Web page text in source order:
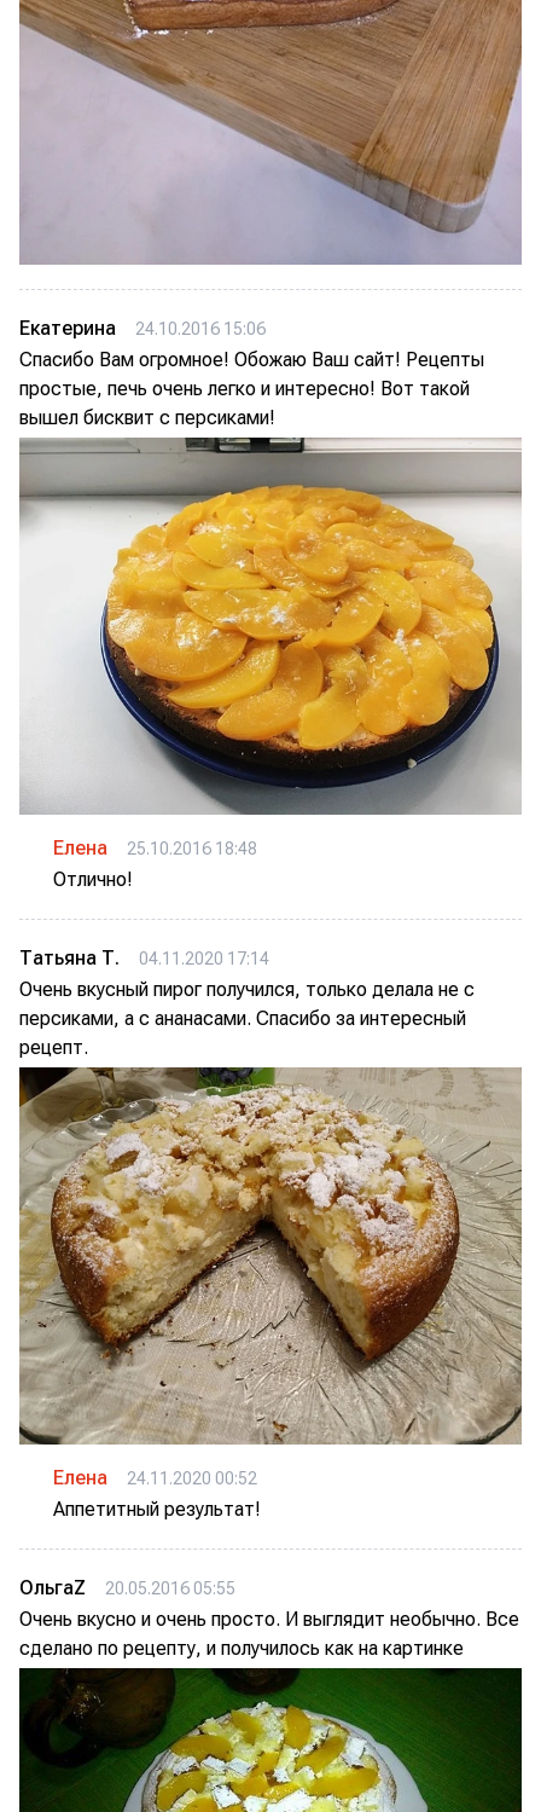
Екатерина 24.10.2016 15:06
Спасибо Вам огромное! Обожаю Ваш сайт! Рецепты
простые, печь очень легко и интересно! Вот такой
вышел бисквит с персиками!
Елена 25.10.2016 18:48
Отлично!
Татьяна Т. 04.11.2020 17:14
Очень вкусный пирог получился, только делала не с
персиками, а с ананасами. Спасибо за интересный
рецепт.
Елена 24.11.2020 00:52
Аппетитный результат!
ОльгаZ 20.05.2016 05:55
Очень вкусно и очень просто. И выглядит необычно. Все
сделано по рецепту, и получилось как на картинке